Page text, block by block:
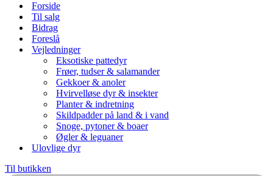
Forside
Til salg
Bidrag
Foreslå
Vejledninger
Eksotiske pattedyr
Frøer, tudser & salamander
Gekkoer & anoler
Hvirvelløse dyr & insekter
Planter & indretning
Skildpadder på land & i vand
Snoge, pytoner & boaer
Øgler & leguaner
Ulovlige dyr
Til butikken